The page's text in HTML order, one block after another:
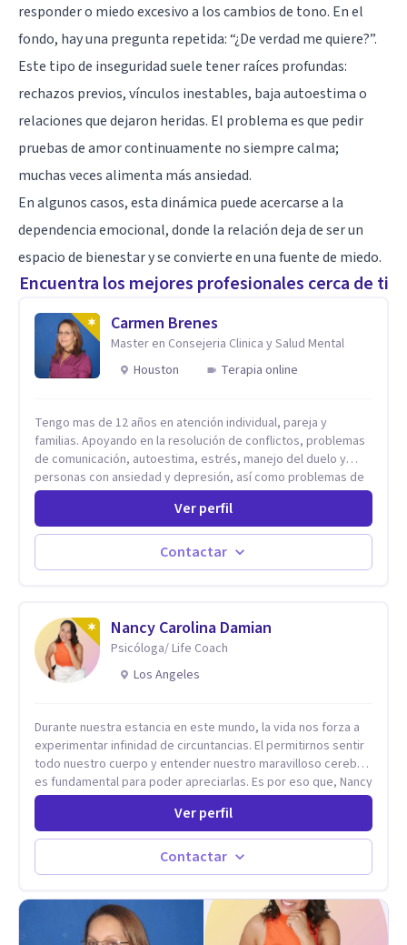
responder o miedo excesivo a los cambios de tono. En el
fondo, hay una pregunta repetida: “¿De verdad me quiere?”.
Este tipo de inseguridad suele tener raíces profundas:
rechazos previos, vínculos inestables, baja autoestima o
relaciones que dejaron heridas. El problema es que pedir
pruebas de amor continuamente no siempre calma;
muchas veces alimenta más ansiedad.
En algunos casos, esta dinámica puede acercarse a la
dependencia emocional, donde la relación deja de ser un
espacio de bienestar y se convierte en una fuente de miedo.
Encuentra los mejores profesionales cerca de ti
Carmen Brenes
Master en Consejeria Clinica y Salud Mental
Houston
Terapia online
Tengo mas de 12 años en atención individual, pareja y
familias. Apoyando en la resolución de conflictos, problemas
de comunicación, autoestima, estrés, manejo del duelo y
personas con ansiedad y depresión, así como problemas de
conducta y comportamiento. Desarrollo de personas
Estableciendo metas a corto y largo plazo, es vital para la
vida de cada uno tener su propia vision.
Ver perfil
Contactar
Nancy Carolina Damian
Psicóloga/ Life Coach
Los Angeles
Durante nuestra estancia en este mundo, la vida nos forza a
experimentar infinidad de circuntancias. El permitirnos sentir
todo nuestro cuerpo y entender nuestro maravilloso cerebro,
es fundamental para poder apreciarlas. Es por eso que, Nancy
Damian esta dispuesta a brindarte una mano amiga atravez de
herramientas fundamentales para crecer y fortalecer tu
mente, alma y SER. El cómo percibimos y manejamos
nuestros diarios sucesos es el detonator que nos lleva al
resultado de efectos impactantes que se nos quedaran
hermosa vida que hay, es mi placer y deleite ya que ser FELIZ
es derecho de toda la GENTE.
Ver perfil
Contactar